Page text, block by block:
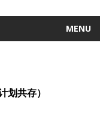
MENU
划共存）